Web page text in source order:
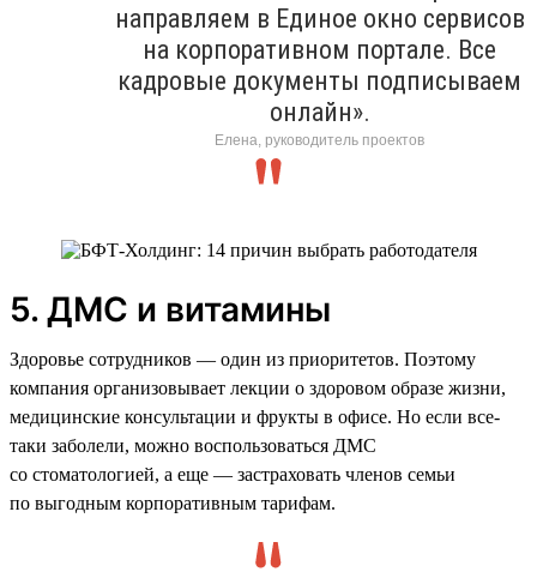
направляем в Единое окно сервисов
на корпоративном портале. Все
кадровые документы подписываем
онлайн».
Елена, руководитель проектов
5. ДМС и витамины
Здоровье сотрудников — один из приоритетов. Поэтому
компания организовывает лекции о здоровом образе жизни,
медицинские консультации и фрукты в офисе. Но если все-
таки заболели, можно воспользоваться ДМС
со стоматологией, а еще — застраховать членов семьи
по выгодным корпоративным тарифам.